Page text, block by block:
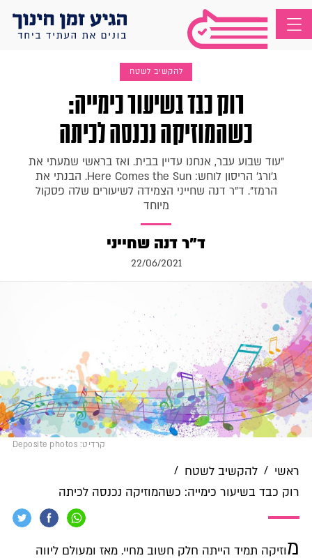
להקשיב לשטח
רוק כבד בשיעור כימייה:
כשהמוזיקה נכנסה לכיתה
"עוד שבוע עבר, אנחנו עדיין בבית. ואז בראשי שמעתי את
ג'ורג' הריסון לוחש: Here Comes the Sun. הבנתי את
הרמז". ד"ר דנה שחייני הצמידה לשיעורים שלה פסקול
מיוחד
ד"ר דנה שחייני
22/06/2021
קרדיט: Deposite photos
ראשי / להקשיב לשטח /
רוק כבד בשיעור כימייה: כשהמוזיקה נכנסה לכיתה
מוזיקה תמיד הייתה חלק חשוב מחיי. מאז ומעולם ליווה